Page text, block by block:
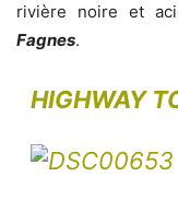
rivière noire et
Fagnes.
HIGHWAY